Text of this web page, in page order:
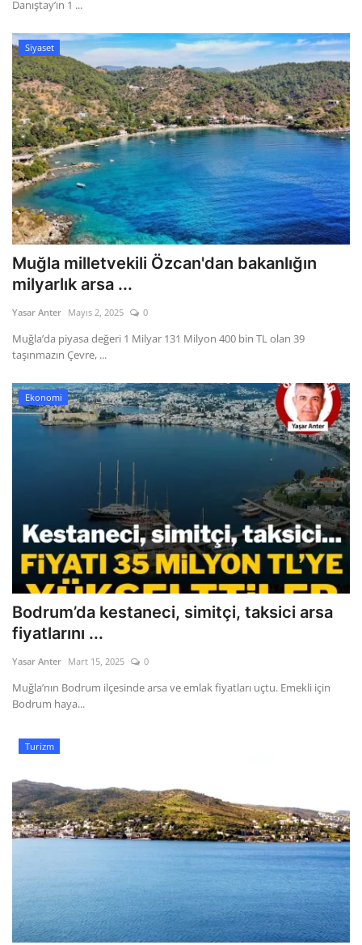
Danıştay’ın 1 ...
Siyaset
Muğla milletvekili Özcan'dan bakanlığın
milyarlık arsa ...
Yasar Anter Mayıs 2, 2025 0
Muğla’da piyasa değeri 1 Milyar 131 Milyon 400 bin TL olan 39
taşınmazın Çevre, ...
Ekonomi
Bodrum’da kestaneci, simitçi, taksici arsa
fiyatlarını ...
Yasar Anter Mart 15, 2025 0
Muğla’nın Bodrum ilçesinde arsa ve emlak fiyatları uçtu. Emekli için
Bodrum haya...
Turizm